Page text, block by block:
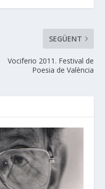
SEGÜENT
Vociferio 2011. Festival de
Poesia de València